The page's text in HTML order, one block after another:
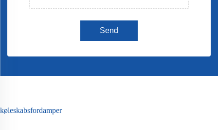
Send
køleskabsfordamper